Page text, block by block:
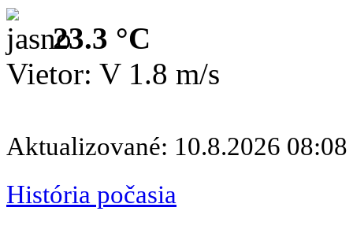
23.3 °C
Vietor: V 1.8 m/s
Aktualizované: 10.8.2026 08:08
História počasia